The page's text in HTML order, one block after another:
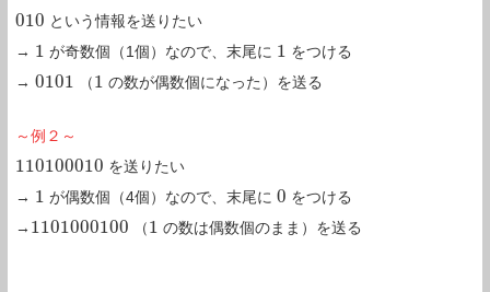
010
010 という情報を送りたい
→ 1
1 が奇数個（1個）なので、末尾に 1
1 をつける
→ 0101
0101 （1
1 の数が偶数個になった）を送る
～例２～
110100010
110100010
を送りたい
→ 1
1 が偶数個（4個）なので、末尾に0
0 をつける
→ 1101000100
1101000100 （1
1 の数は偶数個のまま）を送る